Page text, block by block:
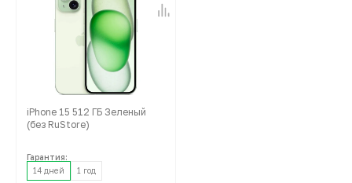
iPhone 15 512 ГБ Зеленый
(без RuStore)
Гарантия:
14 дней
1 год